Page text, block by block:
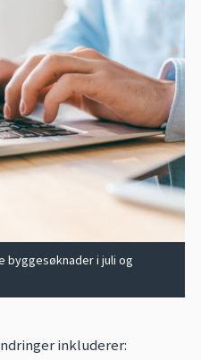
byggesøknader i juli og
inkluderer: